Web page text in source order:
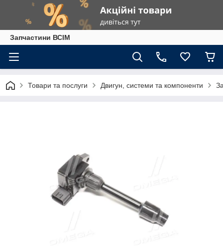
Запчастини ВСІМ
Товари та послуги Двигун, системи та компоненти